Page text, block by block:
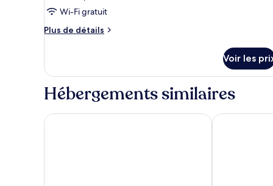
type
chambre :
Supérieure
Wi-Fi gratuit
Plus de détails
Plus
le
type
de
Chambre
Voir les
Hébergements similaires
Hôtel ALBA Hotel Eliseo